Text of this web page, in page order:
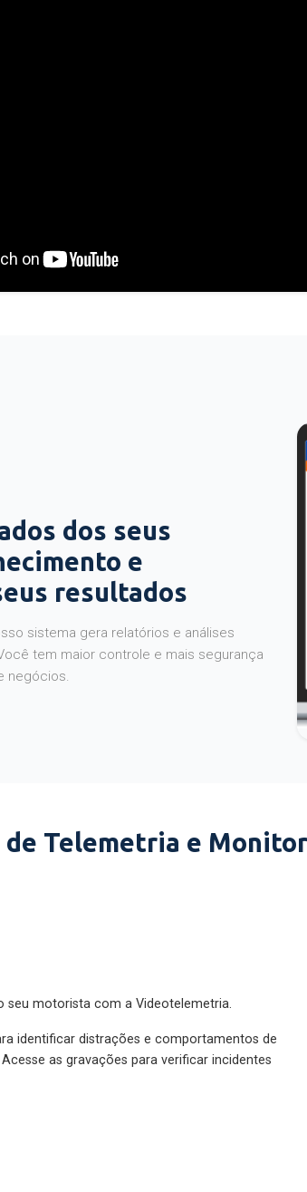
dos seus
e
resultados
sistema gera relatórios e análises
tem maior controle e mais segurança
de Telemetria e
seu motorista com a Videotelemetria.
identificar distrações e comportamentos de
as gravações para verificar incidentes